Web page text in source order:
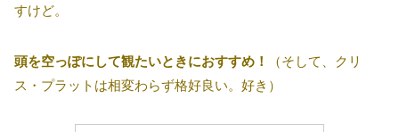
すけど。
頭を空っぽにして観たいときにおすすめ！
（そして、クリ
ス・プラットは相変わらず格好良い。好き）